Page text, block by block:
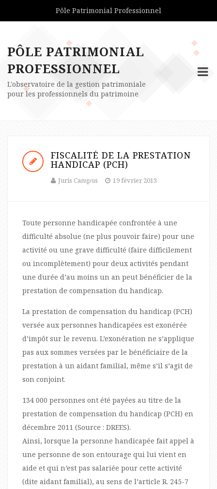
Pôle Patrimonial Professionnel
PÔLE PATRIMONIAL
PROFESSIONNEL
L'observatoire de la gestion patrimoniale
pour les professionnels du patrimoine
FISCALITÉ DE LA PRESTATION
HANDICAP (PCH)
Juris Campus 19 février 2013
Toute personne handicapée confrontée à une
difficulté absolue (ne plus pouvoir faire) pour une
activité ou une grave difficulté (faire difficilement
ou incomplètement) pour deux activités pendant
une durée d’au moins un an peut bénéficier de la
prestation de compensation du handicap.
La prestation de compensation du handicap (PCH)
versée aux personnes handicapées est exonérée
d’impôt sur le revenu. L’exonération ne s’applique
pas aux sommes versées par le bénéficiaire de la
prestation à un aidant familial, même s’il s’agit de
son conjoint.
134 000 personnes ont été payées au titre de la
prestation de compensation du handicap (PCH) en
décembre 2011 (Source : DREES).
Ainsi, lorsque la personne handicapée fait appel à
une personne de son entourage qui lui vient en
aide et qui n’est pas salariée pour cette activité
(dite aidant familial), au sens de l’article R. 245-7